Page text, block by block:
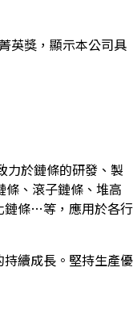
英獎，顯示本公司具
力於鏈條的研發、製
、滾子鏈條、堆高
鏈條…等，應用於各行
續成長。堅持生產優